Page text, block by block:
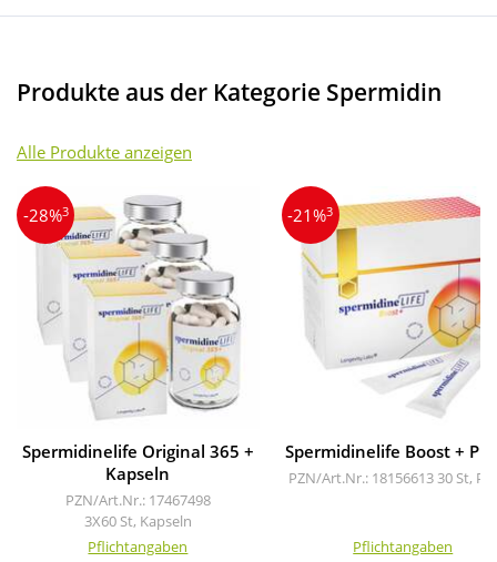
Produkte aus der Kategorie Spermidin
Alle Produkte anzeigen
-28%3
Spermidinelife Original 365 +
Kapseln
PZN/Art.Nr.: 17467498
3X60 St, Kapseln
Pflichtangaben
-21%3
Spermidinelife Boost +
PZN/Art.Nr.: 18156613 30 St,
Pflichtangaben